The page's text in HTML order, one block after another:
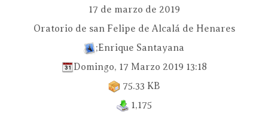
17 de marzo de 2019
Oratorio de san Felipe de Alcalá de Henares
;Enrique Santayana
Domingo, 17 Marzo 2019 13:18
75.33 KB
1,175